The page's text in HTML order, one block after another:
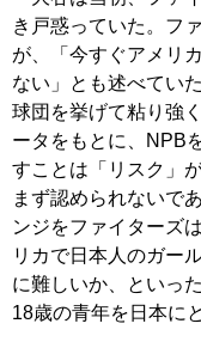
き戸惑っていた。フ
が、「今すぐアメリ
ない」とも述べてい
球団を挙げて粘り強
ータをもとに、NPB
すことは「リスク」
まず認められないで
ンジをファイターズ
リカで日本人のガー
に難しいか、といっ
18歳の青年を日本に